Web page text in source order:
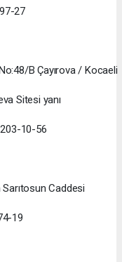
27
B Çayırova / Kocaeli
Sitesi yanı
10-56
Caddesi
19